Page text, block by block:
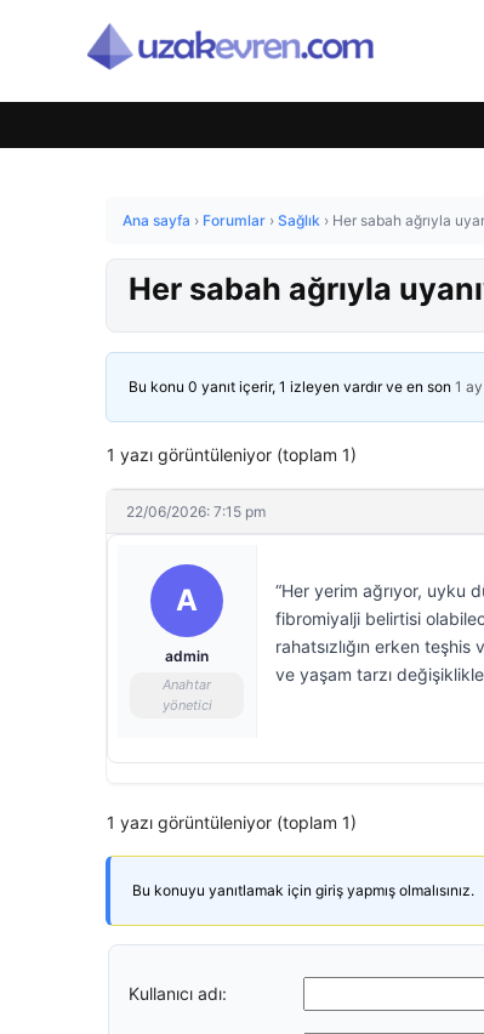
Ana sayfa › Forumlar › Sağlık › Her sabah ağrıyla
Her sabah ağrıyla
Bu konu 0 yanıt içerir, 1 izleyen vardır ve en son 1
1 yazı görüntüleniyor (toplam 1)
22/06/2026: 7:15 pm
A
admin
Anahtar
yönetici
“Her yerim ağrıyor, uyku
fibromiyalji belirtisi
rahatsızlığın erken
ve yaşam tarzı
1 yazı görüntüleniyor (toplam 1)
Bu konuyu yanıtlamak için giriş yapmış olmalısınız.
Kullanıcı adı: